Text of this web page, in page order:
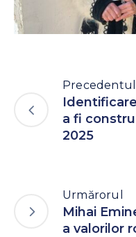
Precedentul
a fi
2025
Urmărorul
Mihai
a valorilor